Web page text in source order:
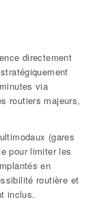
directement
via
routiers majeurs,
(gares
pour limiter les
en
routière et
inclus.